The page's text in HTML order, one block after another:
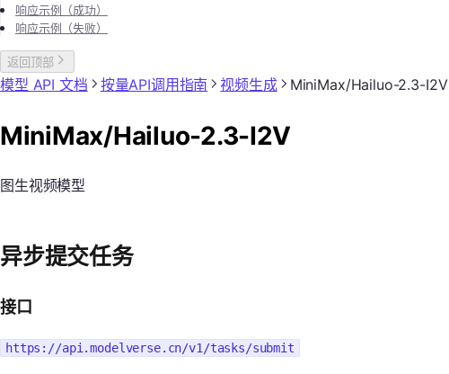
响应示例（成功）
响应示例（失败）
返回顶部
模型 API 文档 按量API调用指南 视频生成 MiniMax/Hailuo-2.3-I2V
MiniMax/Hailuo-2.3-I2V
图生视频模型
异步提交任务
接口
https://api.modelverse.cn/v1/tasks/submit